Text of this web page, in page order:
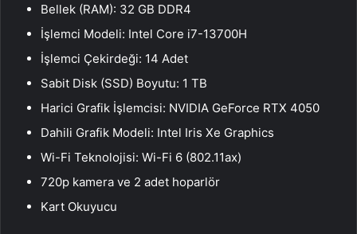
Bellek (RAM): 32 GB DDR4
İşlemci Modeli: Intel Core i7-13700H
İşlemci Çekirdeği: 14 Adet
Sabit Disk (SSD) Boyutu: 1 TB
Harici Grafik İşlemcisi: NVIDIA GeForce RTX 4050
Dahili Grafik Modeli: Intel Iris Xe Graphics
Wi-Fi Teknolojisi: Wi-Fi 6 (802.11ax)
720p kamera ve 2 adet hoparlör
Kart Okuyucu